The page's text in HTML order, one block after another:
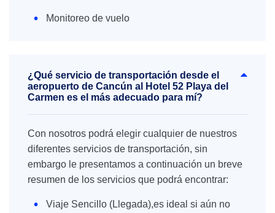
Monitoreo de vuelo
¿Qué servicio de transportación desde el
aeropuerto de Cancún al Hotel 52 Playa del
Carmen es el más adecuado para mí?
Con nosotros podrá elegir cualquier de nuestros
diferentes servicios de transportación, sin
embargo le presentamos a continuación un breve
resumen de los servicios que podrá encontrar:
Viaje Sencillo (Llegada),es ideal si aún no